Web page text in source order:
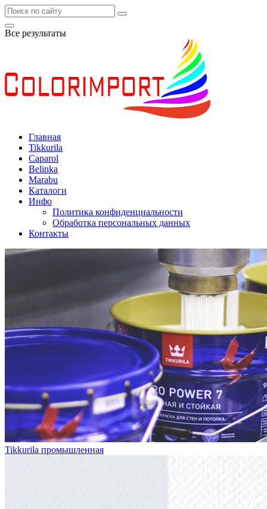
Все результаты
Главная
Tikkurila
Caparol
Belinka
Marabu
Каталоги
Инфо
Политика конфиденциальности
Обработка персональных данных
Контакты
Tikkurila промышленная